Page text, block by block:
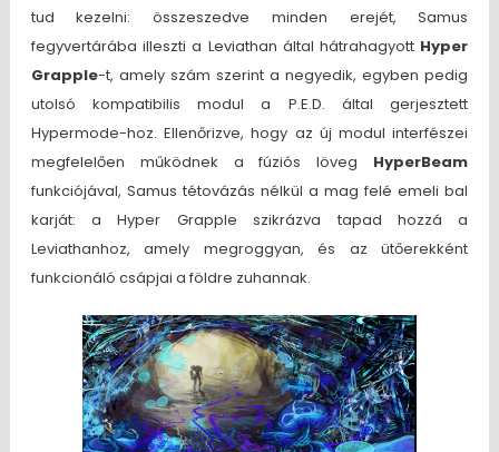
tud kezelni: összeszedve minden erejét, Samus
fegyvertárába illeszti a Leviathan által hátrahagyott Hyper
Grapple-t, amely szám szerint a negyedik, egyben pedig
utolsó kompatibilis modul a P.E.D. által gerjesztett
Hypermode-hoz. Ellenőrizve, hogy az új modul interfészei
megfelelően működnek a fúziós löveg HyperBeam
funkciójával, Samus tétovázás nélkül a mag felé emeli bal
karját: a Hyper Grapple szikrázva tapad hozzá a
Leviathanhoz, amely megroggyan, és az ütőerekként
funkcionáló csápjai a földre zuhannak.